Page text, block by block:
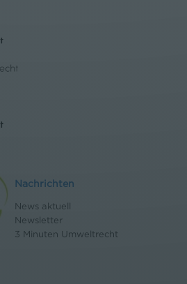
Nachrichten
News aktuell
Newsletter
3 Minuten Umweltrecht